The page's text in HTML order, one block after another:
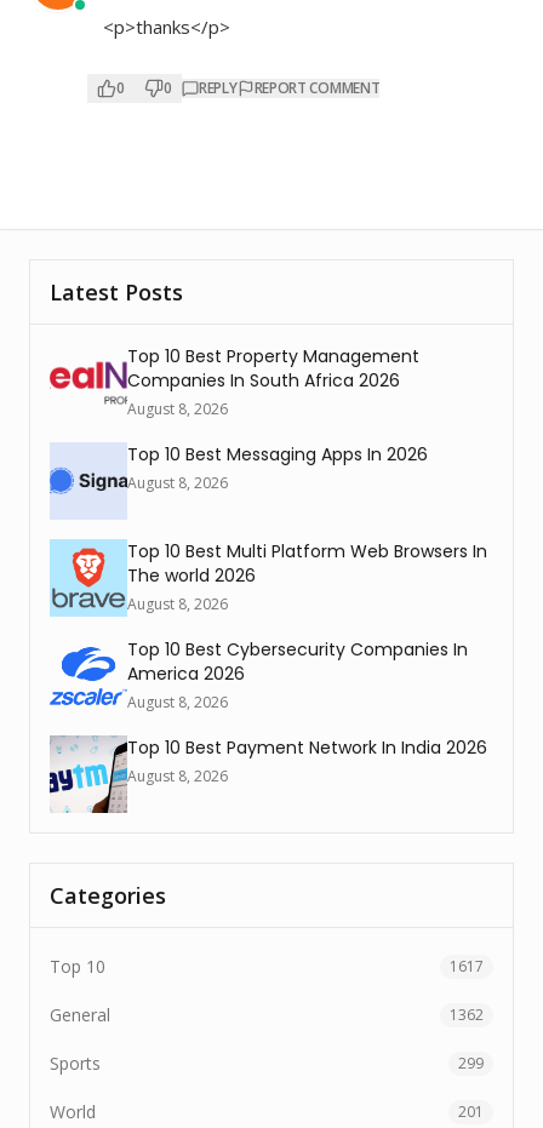
<p>thanks</p>
0 0 REPLY REPORT COMMENT
Latest Posts
Top 10 Best Property Management
Companies In South Africa 2026
August 8, 2026
Top 10 Best Messaging Apps In 2026
August 8, 2026
Top 10 Best Multi Platform Web Browsers In
The world 2026
August 8, 2026
Top 10 Best Cybersecurity Companies In
America 2026
August 8, 2026
Top 10 Best Payment Network In India 2026
August 8, 2026
Categories
Top 10 1617
General 1362
Sports 299
World 201